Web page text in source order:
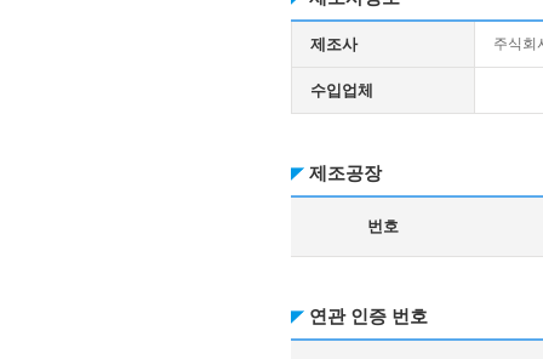
제조사 주식회
수입업체
제조공장
번호
연관 인증 번호